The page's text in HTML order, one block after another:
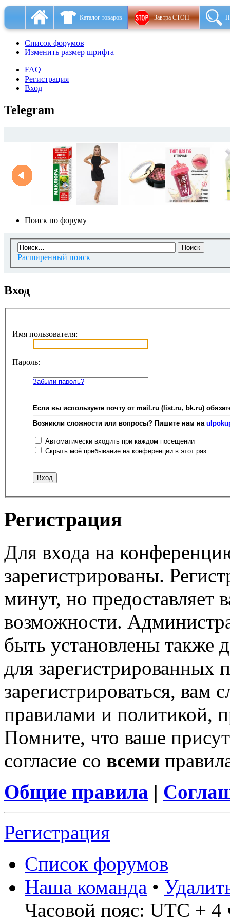
Каталог товаров Завтра СТОП
Список форумов
Изменить размер шрифта
FAQ
Регистрация
Вход
Telegram
Поиск по форуму
Расширенный поиск
Вход
Имя пользователя:
Пароль:
Забыли пароль?
Если вы используете почту от mail.ru (list.ru, bk.ru)
Возникли сложности или вопросы? Пишите нам на
Автоматически входить при каждом посещении
Скрыть моё пребывание на конференции в этот раз
Регистрация
Для входа на
зарегистрированы.
минут, но предоставляет
возможности.
быть установлены также
для зарегистрированных
зарегистрироваться, вам
правилами и политикой,
Помните, что ваше
согласие со всеми
Общие правила |
Регистрация
Список форумов
Наша команда •
Часовой пояс: UTC + 4